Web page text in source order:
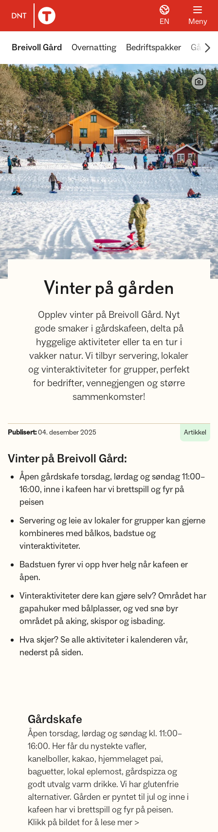
Til DNT.no forside
EN Meny
Breivoll Gård Overnatting Bedriftspakker
Vinter på gården
Opplev vinter på Breivoll Gård. Nyt
gode smaker i gårdskafeen, delta på
hyggelige aktiviteter eller ta en tur i
vakker natur. Vi tilbyr servering, lokaler
og vinteraktiviteter for grupper, perfekt
for bedrifter, vennegjengen og større
sammenkomster!
Publisert:04. desember 2025 Artikkel
Vinter på Breivoll Gård:
Åpen gårdskafe torsdag, lørdag og søndag 11:00–
16:00, inne i kafeen har vi brettspill og fyr på
peisen
Servering og leie av lokaler for grupper kan gjerne
kombineres med bålkos, badstue og
vinteraktiviteter.
Badstuen fyrer vi opp hver helg når kafeen er
åpen.
Vinteraktiviteter dere kan gjøre selv? Området har
gapahuker med bålplasser, og ved snø byr
området på aking, skispor og isbading.
Hva skjer?Se alle aktiviteter i kalenderen vår,
nederst på siden.
Gårdskafe
Åpen torsdag, lørdag og søndag kl. 11:00–
16:00. Her får du nystekte vafler,
kanelboller, kakao, hjemmelaget pai,
baguetter, lokal eplemost, gårdspizza og
godt utvalg varm drikke. Vi har glutenfrie
alternativer. Gården er pyntet til jul og inne i
kafeen har vi brettspill og fyr på peisen.
Klikk på bildet for å lese mer >